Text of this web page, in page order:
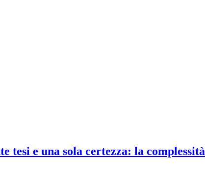
tesi e una sola certezza: la complessità